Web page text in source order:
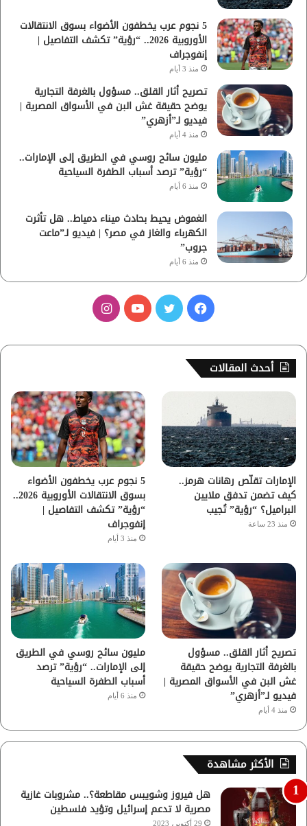
5 نجوم عرب يخطفون الأضواء بسوق الانتقالات
الأوروبية 2026.. “رؤية” تكشف التفاصيل |
إنفوجراف
منذ 3 أيام
تصريح أثار القلق.. مسؤول بالغرفة التجارية
يوضح حقيقة غش البن في الأسواق المصرية |
فيديو لـ”أزهري”
منذ 4 أيام
مليون سائح روسي في الطريق إلى الإمارات..
“رؤية” ترصد أسباب الطفرة السياحية
منذ 6 أيام
الغموض يحيط بحادث ميناء دمياط.. هل تأثرت
الكهرباء والغاز في مصر؟ | فيديو لـ”ماعت
جروب”
منذ 6 أيام
س
ب
ك
ي
و
ب
ت
ق
ر
م
أحدث المقالات
الإمارات تقلّص رهانات هرمز..
كيف تضمن تدفق ملايين
البراميل؟ “رؤية” تُجيب
منذ 23 ساعة
5 نجوم عرب يخطفون الأضواء
بسوق الانتقالات الأوروبية 2026..
“رؤية” تكشف التفاصيل |
إنفوجراف
منذ 3 أيام
تصريح أثار القلق.. مسؤول
بالغرفة التجارية يوضح حقيقة
غش البن في الأسواق المصرية |
فيديو لـ”أزهري”
منذ 4 أيام
مليون سائح روسي في الطريق
إلى الإمارات.. “رؤية” ترصد
أسباب الطفرة السياحية
منذ 6 أيام
الأكثر مشاهدة
هل فيروز وشويبس مقاطعة؟.. مشروبات غازية
مصرية لا تدعم إسرائيل وتؤيد فلسطين
29 أكتوبر، 2023